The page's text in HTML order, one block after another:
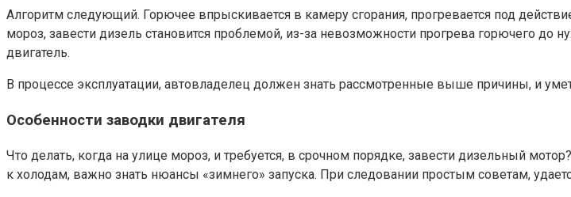
Алгоритм следующий. Горючее впрыскивается в камеру сгорания, прогревается под
мороз, завести дизель становится проблемой, из-за невозможности прогрева горючего до
двигатель.
В процессе эксплуатации, автовладелец должен знать рассмотренные выше причины, и
Особенности заводки двигателя
Что делать, когда на улице мороз, и требуется, в срочном порядке, завести дизельный
к холодам, важно знать нюансы «зимнего» запуска. При следовании простым советам,